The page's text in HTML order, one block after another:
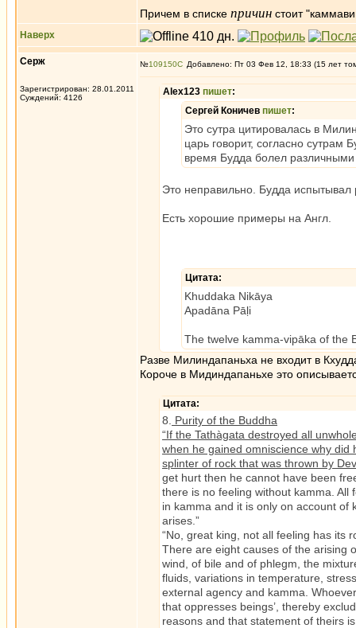
Причем в списке причин стоит
Наверх
Серж
Зарегистрирован: 28.01.2011
Суждений: 4126
№109150 Добавлено: Пт 03 Фев 12, 18:33 (15 лет
Alex123 пишет:
Сергей Коничев пишет:
Это сутра цитировалась в
царь говорит, согласно
время Будда болел
Это неправильно. Будда испытывал
Есть хорошие примеры на Англ.
Цитата:
Khuddaka Nikāya
Apadāna Pāḷi
The twelve kamma-vipāka of the
Разве Милиндапаньха не входит в
Короче в Мидиндапаньхе это
Цитата:
8.
Purity of the Buddha
“If the Tathàgata destroyed all
when he gained omniscience why did
splinter of rock that was thrown by
get hurt then he cannot have been
there is no feeling without kamma. All
in kamma and it is only on account of
arises.”
“No, great king, not all feeling has its
There are eight causes of the arising
wind, of bile and of phlegm, the
fluids, variations in temperature,
external agency and kamma.
that oppresses beings’, thereby
reasons and that statement of theirs